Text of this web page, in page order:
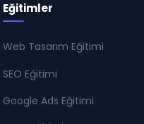
Eğitimler
Web Tasarım Eğitimi
SEO Eğitimi
Google Ads Eğitimi